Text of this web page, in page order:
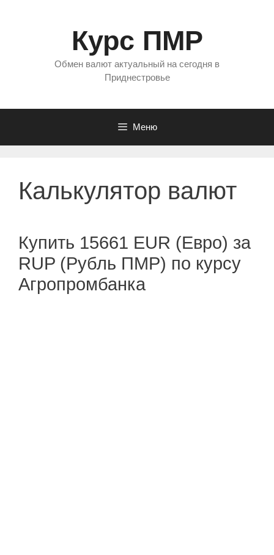
Курс ПМР
Обмен валют актуальный на сегодня в
Приднестровье
Меню
Калькулятор валют
Купить 15661 EUR (Евро) за
RUP (Рубль ПМР) по курсу
Агропромбанка